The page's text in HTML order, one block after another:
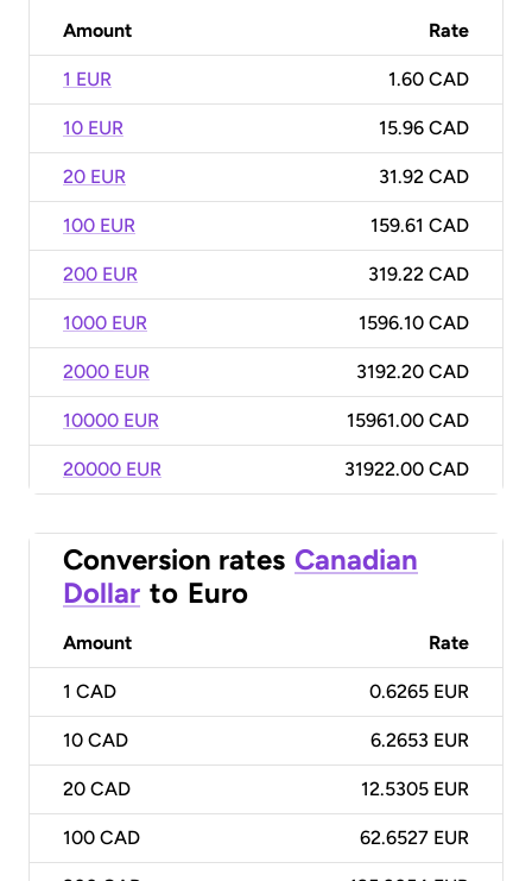
Amount Rate
1 EUR 1.60 CAD
10 EUR 15.96 CAD
20 EUR 31.92 CAD
100 EUR 159.61 CAD
200 EUR 319.22 CAD
1000 EUR 1596.10 CAD
2000 EUR 3192.20 CAD
10000 EUR 15961.00 CAD
20000 EUR 31922.00 CAD
Conversion rates Canadian
Dollar to Euro
Amount Rate
1 CAD 0.6265 EUR
10 CAD 6.2653 EUR
20 CAD 12.5305 EUR
100 CAD 62.6527 EUR